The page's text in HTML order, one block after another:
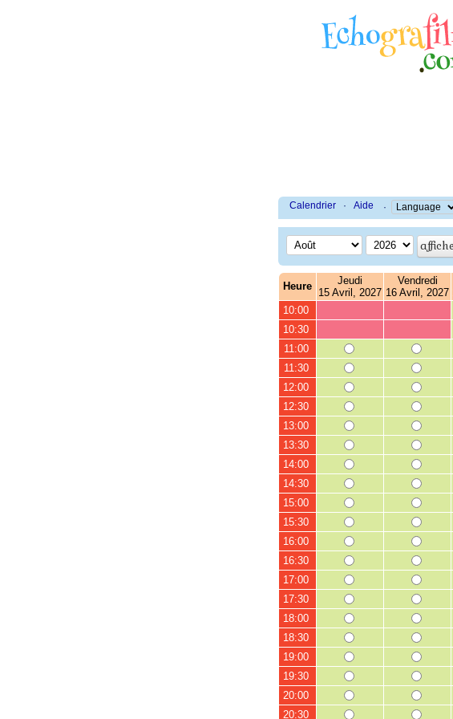
Calendrier · Aide ·
Heure
Jeudi
15 Avril, 2027
Vendredi
16 Avril, 2027
10:00
10:30
11:00
11:30
12:00
12:30
13:00
13:30
14:00
14:30
15:00
15:30
16:00
16:30
17:00
17:30
18:00
18:30
19:00
19:30
20:00
20:30